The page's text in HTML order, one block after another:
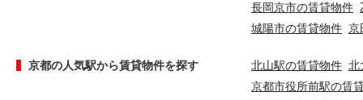
長岡京市の賃貸物件
城陽市の賃貸物件 京
京都の人気駅から賃貸物件を探す 北山駅の賃貸物件 北
京都市役所前駅の賃